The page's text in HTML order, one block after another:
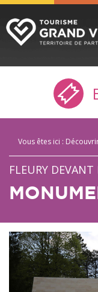
A
INFOS
Vous êtes ici :
FLEURY